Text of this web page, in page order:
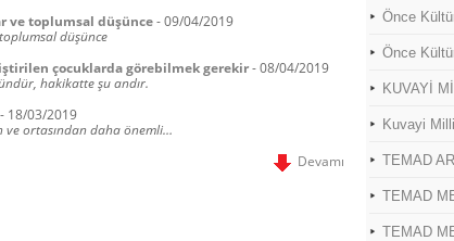
ve toplumsal düşünce-09/04/2019
düşünce
çocuklarda görebilmek gerekir-08/04/2019
hakikatte şu andır.
- 18/03/2019
ve ortasından daha önemli…
Devamı
Önce
Önce
KUVAYİ
Kuvayi
TEMAD
TEMAD
TEMAD